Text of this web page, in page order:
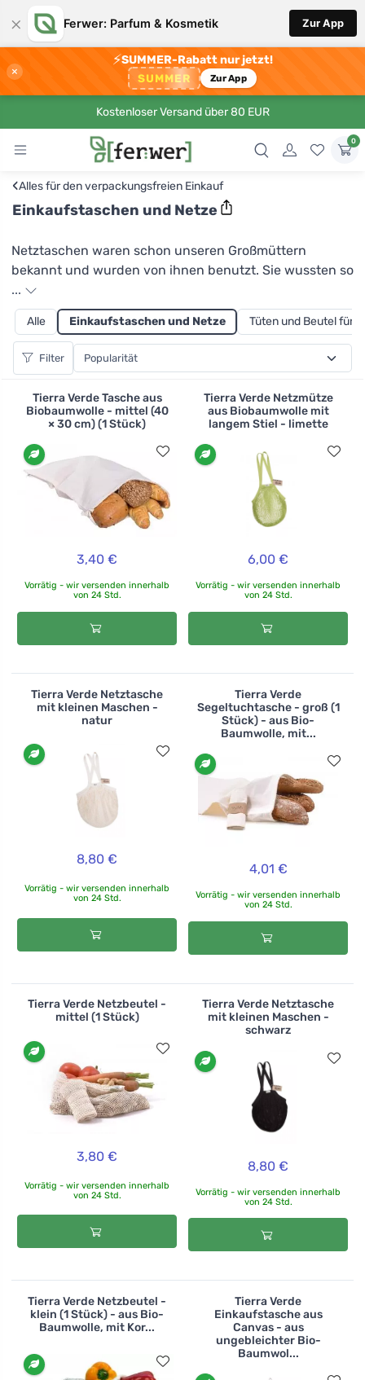
× Ferwer: Parfum & Kosmetik Zur App
×
⚡SUMMER-Rabatt nur jetzt!
SUMMER Zur App
Kostenloser Versand über 80 EUR
0
‹Alles für den verpackungsfreien Einkauf
Einkaufstaschen und Netze
Netztaschen waren schon unseren Großmüttern
bekannt und wurden von ihnen benutzt. Sie wussten so
gut wie nichts über Ökologie, aber Plastiktüten gab es
einfach nicht, und wenn doch, dann wurden sie
unnötigerweise bezahlt. Die Casa Organica
Netztaschen aus Bio-Baumwolle sind in verschiedenen
Farben erhältlich. Sie können einen langen Griff für das
Tragen in der Hand wählen. Mit dem Netz muss man
nicht weit gehen, es kann alles transportieren - Bücher
für die Bibliothek, Geschenke für Freunde oder
Kleidung für die Waschmaschine. Die gleiche
Netztasche ist auch eine Segeltuchtasche. Sie können
auch kleine Dinge darin aufbewahren, die durch die
Maschen der Netztasche herausfallen könnten.
...
Alle Einkaufstaschen und Netze Tüten und Beutel für
Filter
Tierra Verde Tasche aus
Biobaumwolle - mittel (40
× 30 cm) (1 Stück)
3,40 €
Vorrätig - wir versenden innerhalb
von 24 Std.
Tierra Verde Netzmütze
aus Biobaumwolle mit
langem Stiel - limette
6,00 €
Vorrätig - wir versenden innerhalb
von 24 Std.
Tierra Verde Netztasche
mit kleinen Maschen -
natur
8,80 €
Vorrätig - wir versenden innerhalb
von 24 Std.
Tierra Verde
Segeltuchtasche - groß (1
Stück) - aus Bio-
Baumwolle, mit...
4,01 €
Vorrätig - wir versenden innerhalb
von 24 Std.
Tierra Verde Netzbeutel -
mittel (1 Stück)
3,80 €
Vorrätig - wir versenden innerhalb
von 24 Std.
Tierra Verde Netztasche
mit kleinen Maschen -
schwarz
8,80 €
Vorrätig - wir versenden innerhalb
von 24 Std.
Tierra Verde Netzbeutel -
klein (1 Stück) - aus Bio-
Baumwolle, mit Kor...
Tierra Verde
Einkaufstasche aus
Canvas - aus
ungebleichter Bio-
Baumwol...